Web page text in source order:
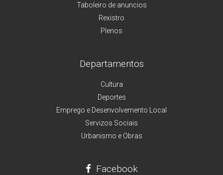
Taboleiro de anuncios
Rexistro
Plenos
Departamentos
Cultura
Deportes
Emprego e Desenvolvemento Local
Servizos Sociais
Urbanismo e Obras
Facebook